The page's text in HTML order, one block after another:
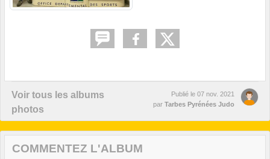
Voir tous les albums
photos
Publié le 07 nov. 2021
par Tarbes Pyrénées Judo
COMMENTEZ L'ALBUM